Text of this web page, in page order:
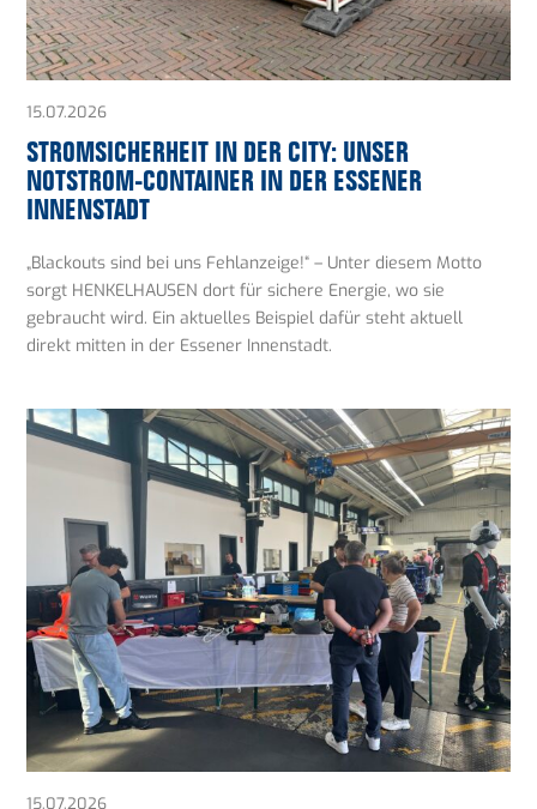
15.07.2026
STROMSICHERHEIT IN DER CITY: UNSER
NOTSTROM-CONTAINER IN DER ESSENER
INNENSTADT
„Blackouts sind bei uns Fehlanzeige!“ – Unter diesem Motto
sorgt HENKELHAUSEN dort für sichere Energie, wo sie
gebraucht wird. Ein aktuelles Beispiel dafür steht aktuell
direkt mitten in der Essener Innenstadt.
15.07.2026